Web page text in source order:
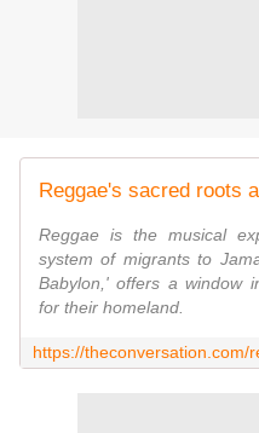
Reggae's sacred roots
Reggae is the musical
system of migrants to
Babylon,' offers a window
for their homeland.